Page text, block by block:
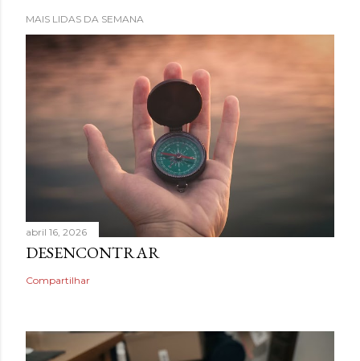
MAIS LIDAS DA SEMANA
abril 16, 2026
DESENCONTRAR
Compartilhar